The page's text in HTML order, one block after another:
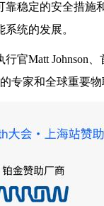
稳定的安全措施
统的发展。
官Matt Johnson
专家和全球重要